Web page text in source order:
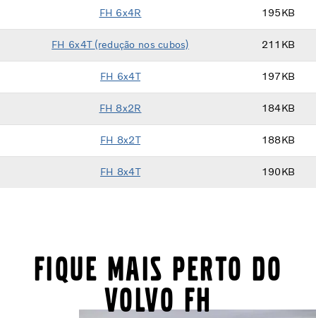
FH 6x4R 195KB
FH 6x4T (redução nos cubos) 211KB
FH 6x4T 197KB
FH 8x2R 184KB
FH 8x2T 188KB
FH 8x4T 190KB
Fique mais perto do
Volvo FH